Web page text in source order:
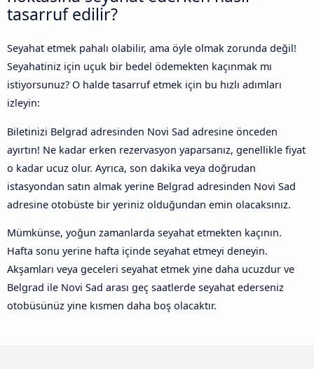
tasarruf edilir?
Seyahat etmek pahalı olabilir, ama öyle olmak zorunda değil!
Seyahatiniz için uçuk bir bedel ödemekten kaçınmak mı
istiyorsunuz? O halde tasarruf etmek için bu hızlı adımları
izleyin:
Biletinizi Belgrad adresinden Novi Sad adresine önceden
ayırtın! Ne kadar erken rezervasyon yaparsanız, genellikle fiyat
o kadar ucuz olur. Ayrıca, son dakika veya doğrudan
istasyondan satın almak yerine Belgrad adresinden Novi Sad
adresine otobüste bir yeriniz olduğundan emin olacaksınız.
Mümkünse, yoğun zamanlarda seyahat etmekten kaçının.
Hafta sonu yerine hafta içinde seyahat etmeyi deneyin.
Akşamları veya geceleri seyahat etmek yine daha ucuzdur ve
Belgrad ile Novi Sad arası geç saatlerde seyahat ederseniz
otobüsünüz yine kısmen daha boş olacaktır.